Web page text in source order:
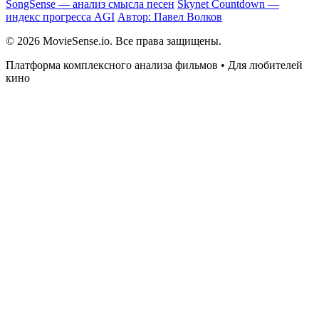
SongSense — анализ смысла песен Skynet Countdown —
индекс прогресса AGI Автор: Павел Волков
© 2026 MovieSense.io. Все права защищены.
Платформа комплексного анализа фильмов • Для любителей
кино